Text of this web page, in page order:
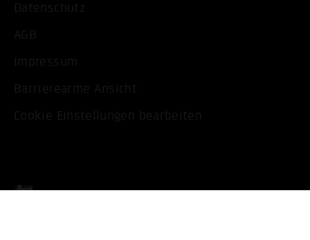
Datenschutz
AGB
Impressum
Barrierearme Ansicht
Cookie Einstellungen bearbeiten